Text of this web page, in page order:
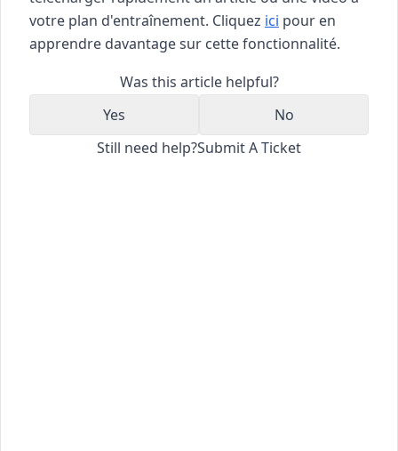
votre plan d'entraînement. Cliquez ici pour en
apprendre davantage sur cette fonctionnalité.
Was this article helpful?
Yes
No
Still need help?Submit A Ticket